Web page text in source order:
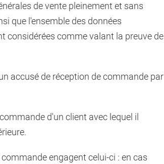
de vente pleinement et sans
que l'ensemble des données
considérées comme valant la preuve de
accusé de réception de commande par
d'un client avec lequel il
engagent celui-ci : en cas